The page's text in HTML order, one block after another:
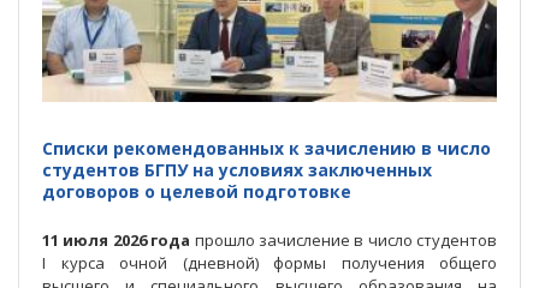
Списки рекомендованных к зачислению в число
студентов БГПУ на условиях заключенных
договоров о целевой подготовке
11 июля 2026 года прошло зачисление в число студентов
І курса очной (дневной) формы получения общего